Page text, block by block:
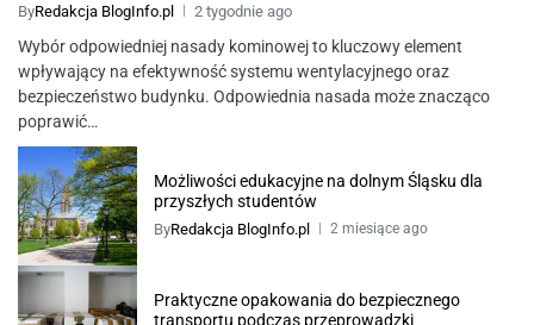
ByRedakcja BlogInfo.pl 2 tygodnie ago
Wybór odpowiedniej nasady kominowej to kluczowy element
wpływający na efektywność systemu wentylacyjnego oraz
bezpieczeństwo budynku. Odpowiednia nasada może znacząco
poprawić…
Możliwości edukacyjne na dolnym Śląsku dla
przyszłych studentów
ByRedakcja BlogInfo.pl 2 miesiące ago
Praktyczne opakowania do bezpiecznego
transportu podczas przeprowadzki